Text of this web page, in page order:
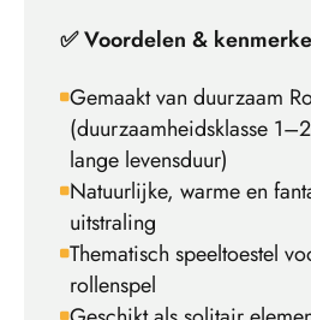
✅ Voordelen &
Gemaakt van duurzaam
(duurzaamheidsklasse
lange levensduur)
Natuurlijke, warme en
uitstraling
Thematisch speeltoestel
rollenspel